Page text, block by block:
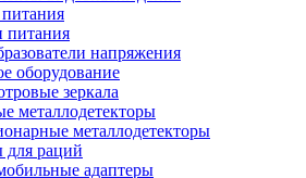
питания
напряжения
оборудование
зеркала
металлодетекторы
металлодетекторы
для раций
адаптеры